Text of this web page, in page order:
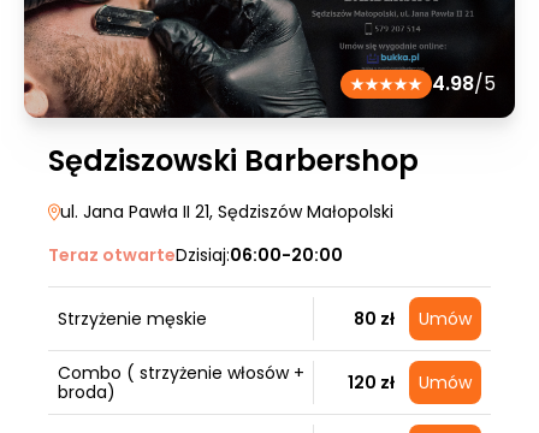
4.98/5
Sędziszowski Barbershop
ul. Jana Pawła II 21, Sędziszów Małopolski
Teraz otwarteDzisiaj:06:00-20:00
Strzyżenie męskie 80 zł Umów
Combo ( strzyżenie włosów +
broda)
120 zł Umów